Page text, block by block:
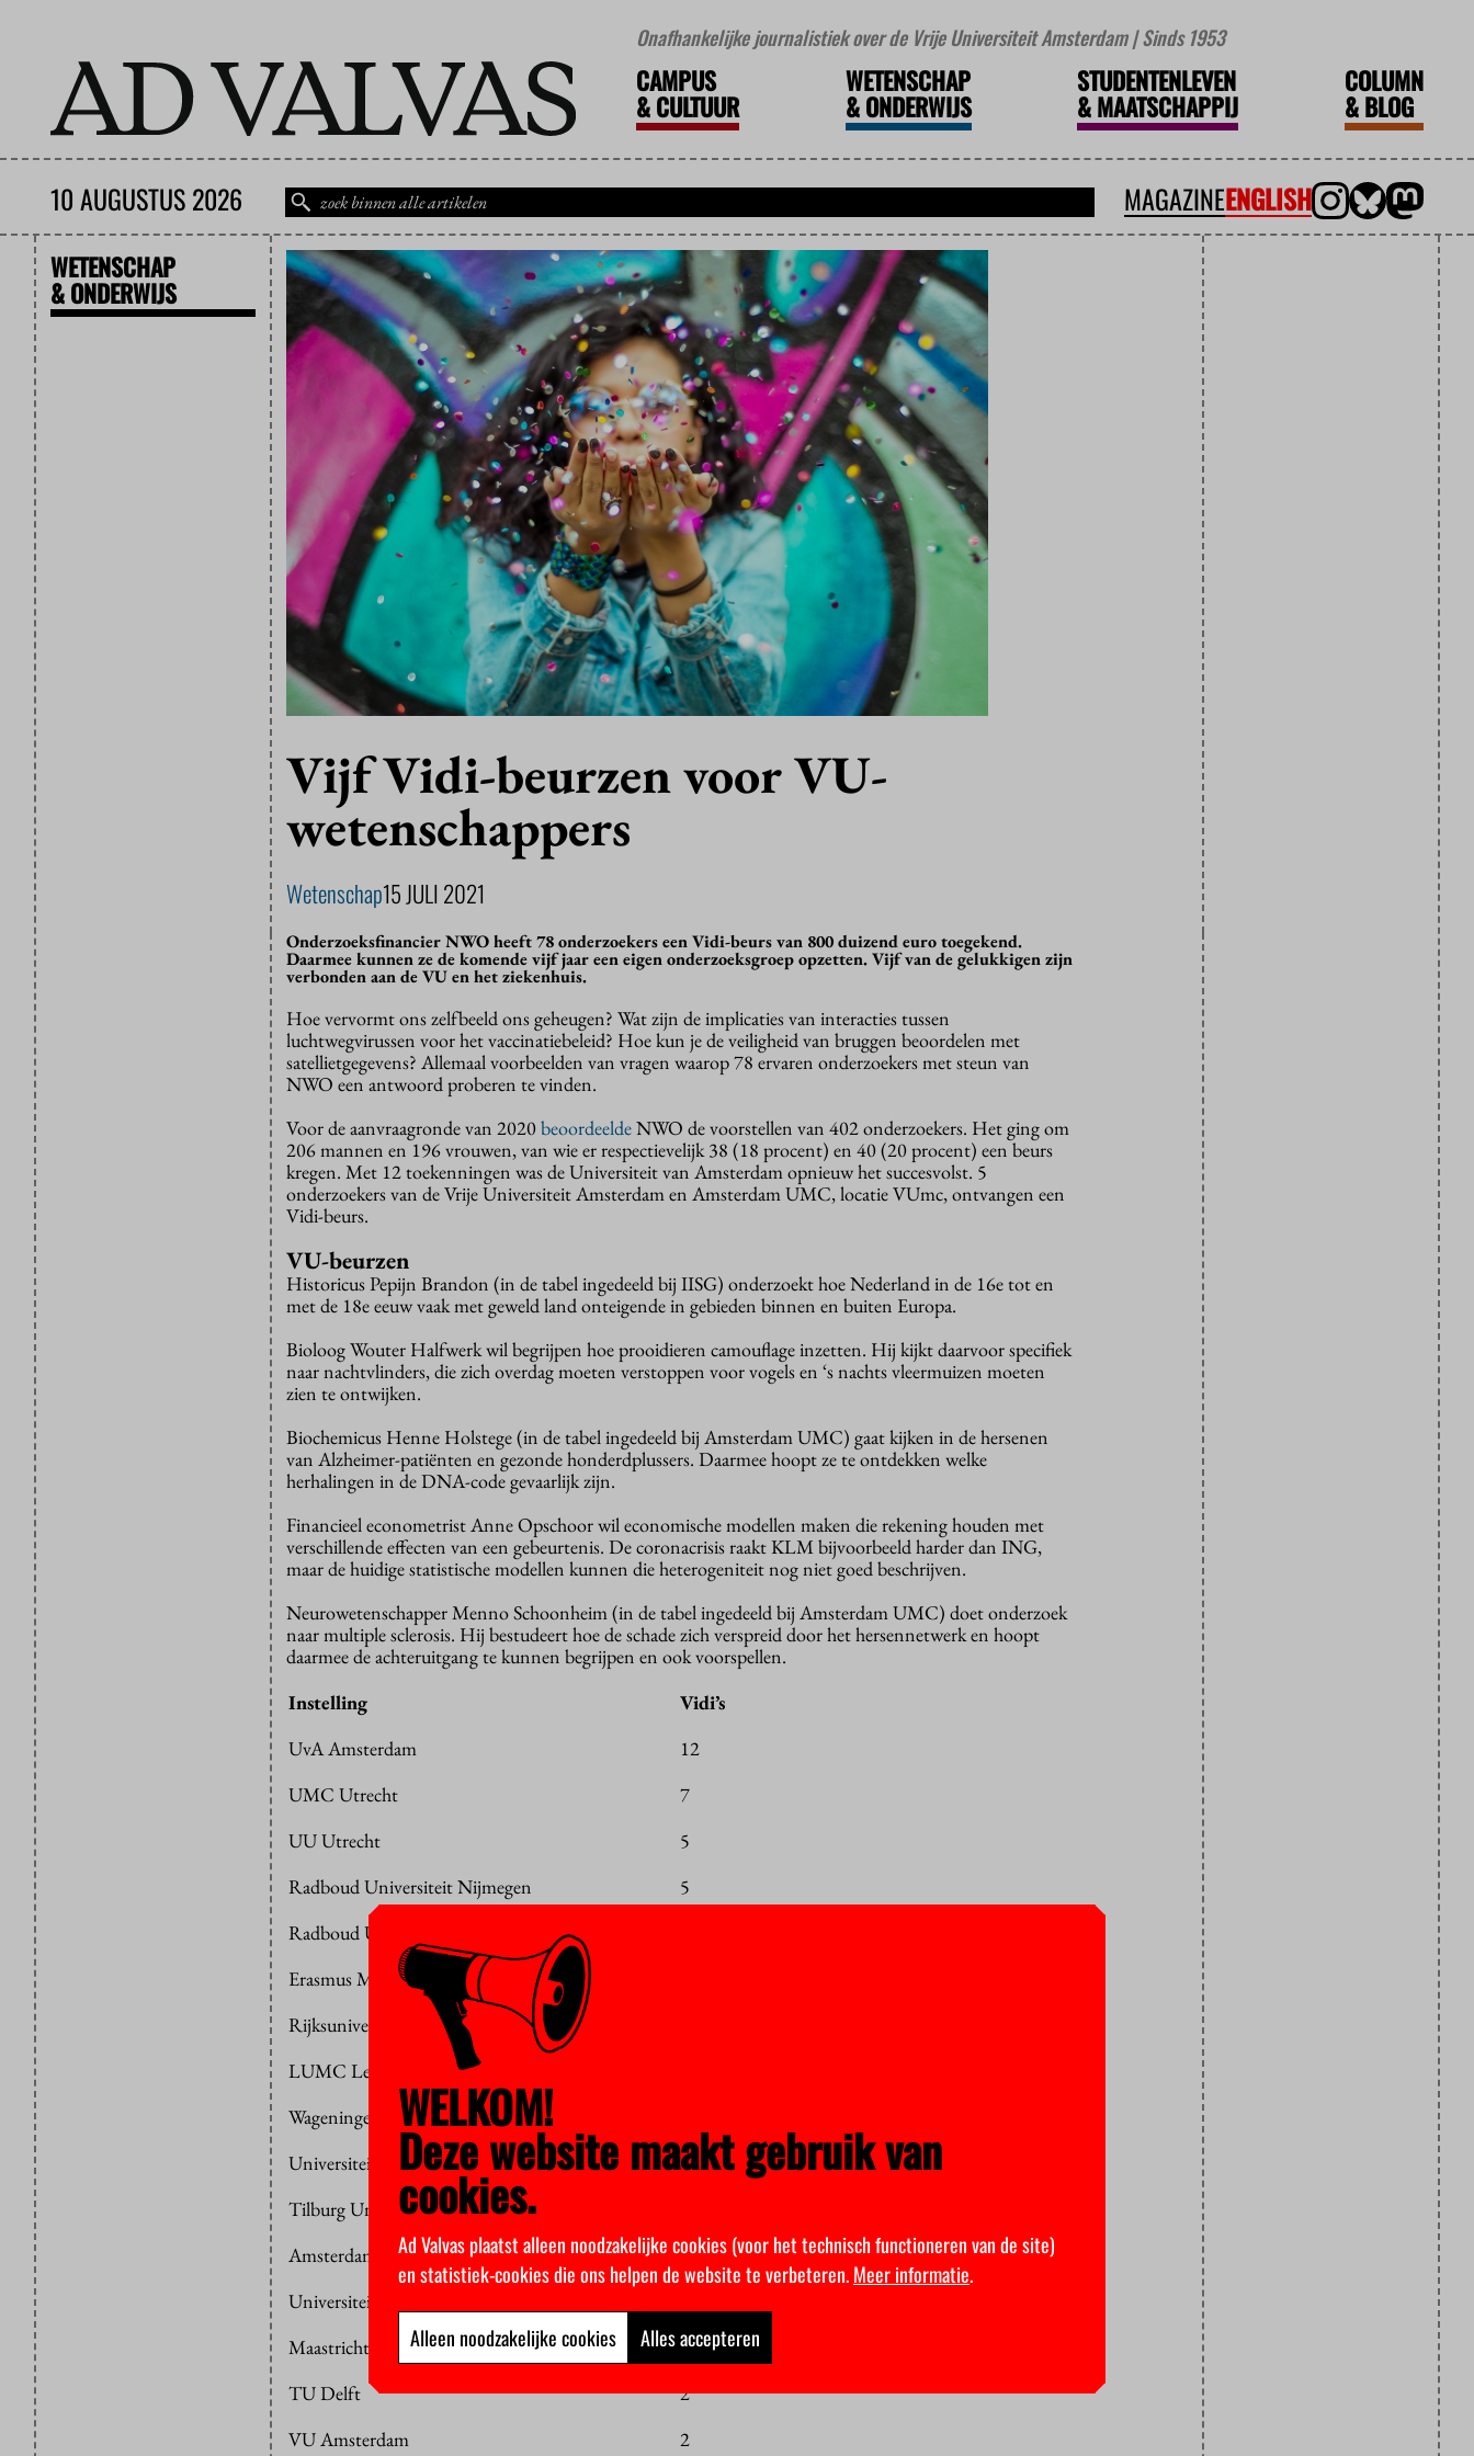
Onafhankelijke journalistiek over de Vrije Universiteit Amsterdam | Sinds 1953
CAMPUS
&CULTUUR
WETENSCHAP
&ONDERWIJS
STUDENTENLEVEN
&MAATSCHAPPIJ
COLUMN
&BLOG
10 AUGUSTUS 2026 MAGAZINEENGLISH
WETENSCHAP
& ONDERWIJS
Vijf Vidi-beurzen voor VU-
wetenschappers
Wetenschap15 JULI 2021
Onderzoeksfinancier NWO heeft 78 onderzoekers een Vidi-beurs van 800 duizend euro toegekend.
Daarmee kunnen ze de komende vijf jaar een eigen onderzoeksgroep opzetten. Vijf van de gelukkigen zijn
verbonden aan de VU en het ziekenhuis.
Hoe vervormt ons zelfbeeld ons geheugen? Wat zijn de implicaties van interacties tussen
luchtwegvirussen voor het vaccinatiebeleid? Hoe kun je de veiligheid van bruggen beoordelen met
satellietgegevens? Allemaal voorbeelden van vragen waarop 78 ervaren onderzoekers met steun van
NWO een antwoord proberen te vinden.
Voor de aanvraagronde van 2020beoordeeldeNWO de voorstellen van 402 onderzoekers. Het ging om
206 mannen en 196 vrouwen, van wie er respectievelijk 38 (18 procent) en 40 (20 procent) een beurs
kregen. Met 12 toekenningen was de Universiteit van Amsterdam opnieuw het succesvolst. 5
onderzoekers van de Vrije Universiteit Amsterdam en Amsterdam UMC, locatie VUmc, ontvangen een
Vidi-beurs.
VU-beurzen
Historicus Pepijn Brandon (in de tabel ingedeeld bij IISG) onderzoekt hoe Nederland in de 16e tot en
met de 18e eeuw vaak met geweld land onteigende in gebieden binnen en buiten Europa.
Bioloog Wouter Halfwerk wil begrijpen hoe prooidieren camouflage inzetten. Hij kijkt daarvoor specifiek
naar nachtvlinders, die zich overdag moeten verstoppen voor vogels en ‘s nachts vleermuizen moeten
zien te ontwijken.
Biochemicus Henne Holstege (in de tabel ingedeeld bij Amsterdam UMC) gaat kijken in de hersenen
van Alzheimer-patiënten en gezonde honderdplussers. Daarmee hoopt ze te ontdekken welke
herhalingen in de DNA-code gevaarlijk zijn.
Financieel econometrist Anne Opschoor wil economische modellen maken die rekening houden met
verschillende effecten van een gebeurtenis. De coronacrisis raakt KLM bijvoorbeeld harder dan ING,
maar de huidige statistische modellen kunnen die heterogeniteit nog niet goed beschrijven.
Neurowetenschapper Menno Schoonheim (in de tabel ingedeeld bij Amsterdam UMC) doet onderzoek
naar multiple sclerosis. Hij bestudeert hoe de schade zich verspreid door het hersennetwerk en hoopt
daarmee de achteruitgang te kunnen begrijpen en ook voorspellen.
Instelling
Vidi’s
UvA Amsterdam
12
UMC Utrecht
7
UU Utrecht
5
Radboud Universiteit Nijmegen
5
Radboud UMC Nijmegen
Erasmus MC Rotterdam
Rijksuniversiteit Groningen
LUMC Leiden
Wageningen UR
Universiteit Twente
3
Tilburg University
Amsterdam UMC
3
Universiteit Leiden
Maastricht University
3
TU Delft
2
VU Amsterdam
2
WELKOM!
Deze website maakt gebruik van
cookies.
Ad Valvas plaatst alleen noodzakelijke cookies (voor het technisch functioneren van de site)
en statistiek-cookies die ons helpen de website te verbeteren.Meer informatie.
Alleen noodzakelijke cookies Alles accepteren